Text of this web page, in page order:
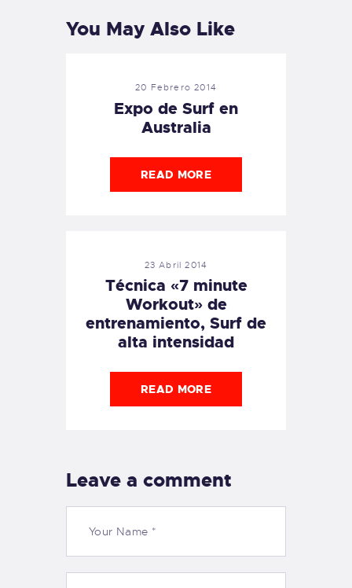
You May Also Like
20 Febrero 2014
Expo de Surf en
Australia
READ MORE
23 Abril 2014
Técnica «7 minute
Workout» de
entrenamiento, Surf de
alta intensidad
READ MORE
Leave a comment